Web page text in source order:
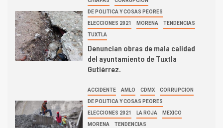
DE POLITICA Y COSAS PEORES
ELECCIONES 2021 MORENA TENDENCIAS
TUXTLA
Denuncian obras de mala calidad
del ayuntamiento de Tuxtla
Gutiérrez.
ACCIDENTE AMLO CDMX CORRUPCION
DE POLITICA Y COSAS PEORES
ELECCIONES 2021 LA ROJA MEXICO
MORENA TENDENCIAS